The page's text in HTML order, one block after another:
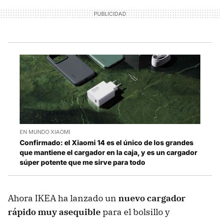
EN MUNDO XIAOMI
Confirmado: el Xiaomi 14 es el único de los grandes
que mantiene el cargador en la caja, y es un cargador
súper potente que me sirve para todo
Ahora IKEA ha lanzado un nuevo cargador
rápido muy asequiblepara el bolsillo y